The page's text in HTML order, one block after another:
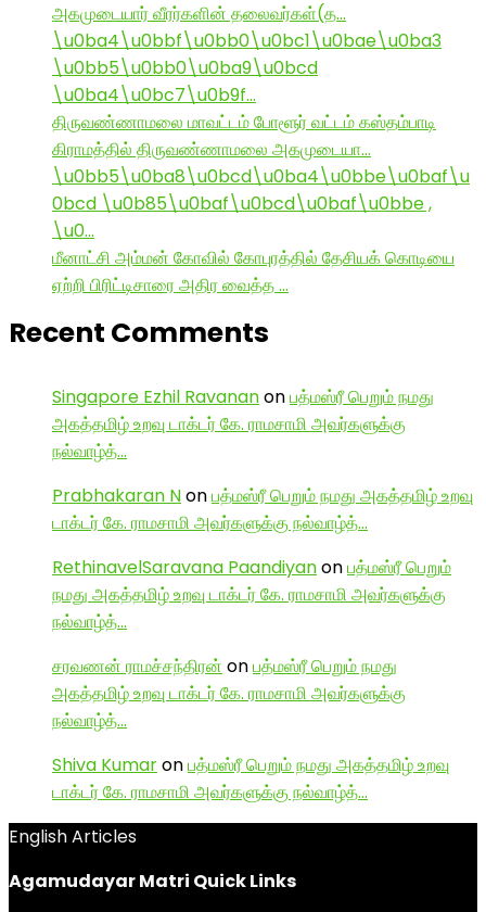
அகமுடையார் வீரர்களின் தலைவர்கள்(த…
\u0ba4\u0bbf\u0bb0\u0bc1\u0bae\u0ba3
\u0bb5\u0bb0\u0ba9\u0bcd
\u0ba4\u0bc7\u0b9f…
திருவண்ணாமலை மாவட்டம் போளூர் வட்டம் கஸ்தம்பாடி
கிராமத்தில் திருவண்ணாமலை அகமுடையா…
\u0bb5\u0ba8\u0bcd\u0ba4\u0bbe\u0baf\u
0bcd \u0b85\u0baf\u0bcd\u0baf\u0bbe ,
\u0…
மீனாட்சி அம்மன் கோவில் கோபுரத்தில் தேசியக் கொடியை
ஏற்றி பிரிட்டிசாரை அதிர வைத்த …
Recent Comments
Singapore Ezhil Ravananonபத்மஸ்ரீ பெறும் நமது
அகத்தமிழ் உறவு டாக்டர் கே. ராமசாமி அவர்களுக்கு
நல்வாழ்த்…
Prabhakaran Nonபத்மஸ்ரீ பெறும் நமது அகத்தமிழ் உறவு
டாக்டர் கே. ராமசாமி அவர்களுக்கு நல்வாழ்த்…
RethinavelSaravana Paandiyanonபத்மஸ்ரீ பெறும்
நமது அகத்தமிழ் உறவு டாக்டர் கே. ராமசாமி அவர்களுக்கு
நல்வாழ்த்…
சரவணன் ராமச்சந்திரன் onபத்மஸ்ரீ பெறும் நமது
அகத்தமிழ் உறவு டாக்டர் கே. ராமசாமி அவர்களுக்கு
நல்வாழ்த்…
Shiva Kumaronபத்மஸ்ரீ பெறும் நமது அகத்தமிழ் உறவு
டாக்டர் கே. ராமசாமி அவர்களுக்கு நல்வாழ்த்…
English Articles
Agamudayar Matri Quick Links